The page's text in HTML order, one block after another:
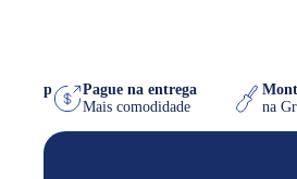
WhatsApp
Pague na entrega
Mais comodidade